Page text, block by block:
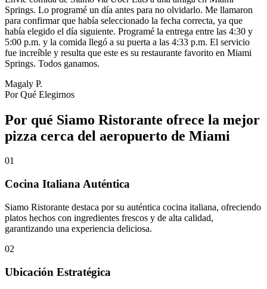
Springs. Lo programé un día antes para no olvidarlo. Me llamaron
para confirmar que había seleccionado la fecha correcta, ya que
había elegido el día siguiente. Programé la entrega entre las 4:30 y
5:00 p.m. y la comida llegó a su puerta a las 4:33 p.m. El servicio
fue increíble y resulta que este es su restaurante favorito en Miami
Springs. Todos ganamos.
Magaly P.
Por Qué Elegirnos
Por qué Siamo Ristorante ofrece la mejor
pizza cerca del aeropuerto de Miami
01
Cocina Italiana Auténtica
Siamo Ristorante destaca por su auténtica cocina italiana, ofreciendo
platos hechos con ingredientes frescos y de alta calidad,
garantizando una experiencia deliciosa.
02
Ubicación Estratégica